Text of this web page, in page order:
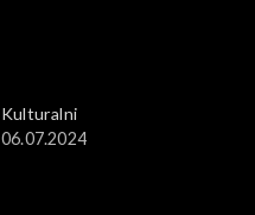
Kulturalni
06.07.2024